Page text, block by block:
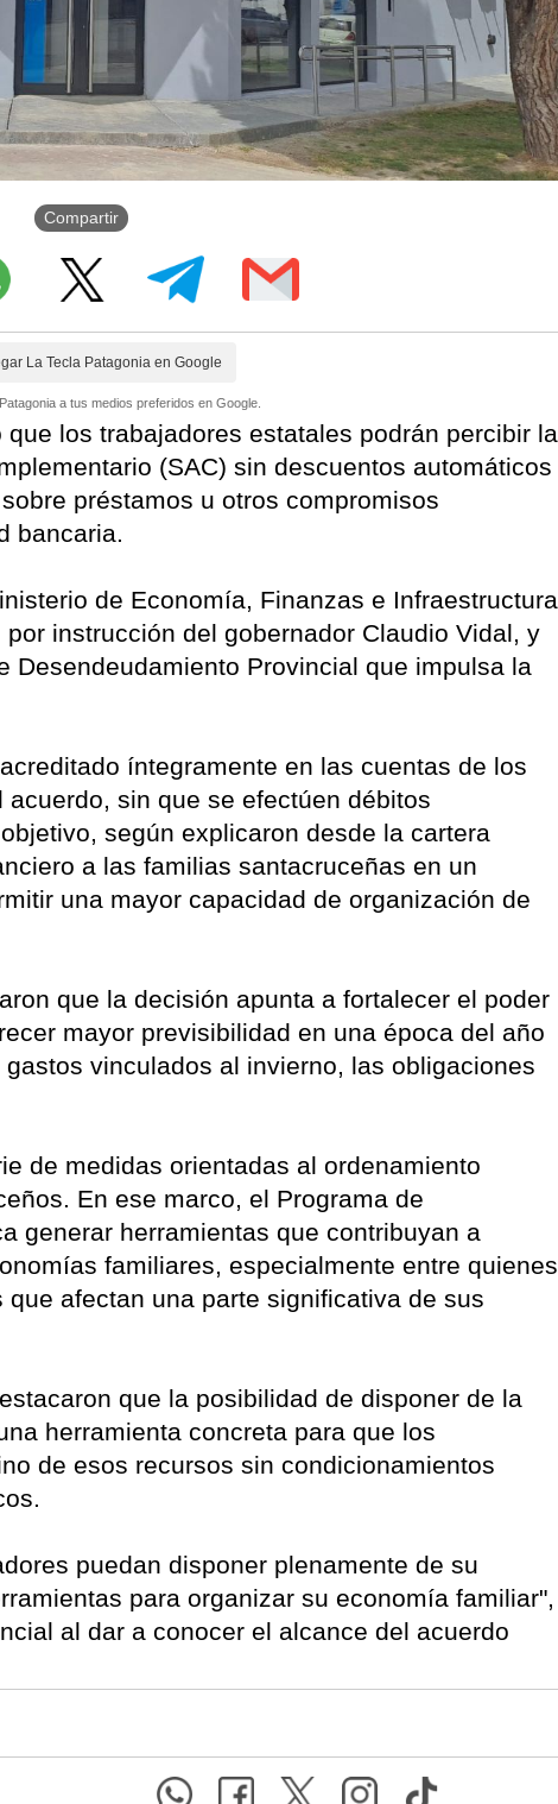
Compartir
La Tecla Patagonia en Google
a tus medios preferidos en Google.
los trabajadores estatales podrán percibir la
(SAC) sin descuentos automáticos
préstamos u otros compromisos
bancaria.
de Economía, Finanzas e Infraestructura
instrucción del gobernador Claudio Vidal, y
Desendeudamiento Provincial que impulsa la
íntegramente en las cuentas de los
sin que se efectúen débitos
según explicaron desde la cartera
a las familias santacruceñas en un
una mayor capacidad de organización de
que la decisión apunta a fortalecer el poder
mayor previsibilidad en una época del año
vinculados al invierno, las obligaciones
de medidas orientadas al ordenamiento
En ese marco, el Programa de
generar herramientas que contribuyan a
familiares, especialmente entre quienes
afectan una parte significativa de sus
que la posibilidad de disponer de la
herramienta concreta para que los
de esos recursos sin condicionamientos
puedan disponer plenamente de su
para organizar su economía familiar",
al dar a conocer el alcance del acuerdo